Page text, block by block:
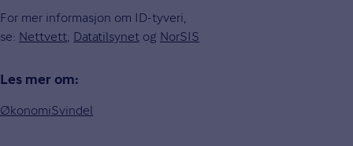
For mer informasjon om ID-tyveri,
se: Nettvett, Datatilsynet og NorSIS
Les mer om:
ØkonomiSvindel